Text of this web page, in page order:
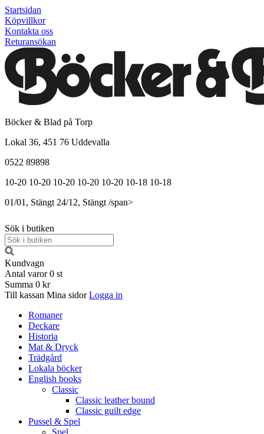
Startsidan
Köpvillkor
Kontakta oss
Returansökan
Böcker & Blad på Torp
Lokal 36, 451 76 Uddevalla
0522 89898
10-20 10-20 10-20 10-20 10-20 10-18 10-18
01/01, Stängt 24/12, Stängt /span>
Sök i butiken
Kundvagn
Antal varor 0 st
Summa 0 kr
Till kassan Mina sidor Logga in
Romaner
Deckare
Historia
Mat & Dryck
Trädgård
Lokala böcker
English books
Classic
Classic leather bound
Classic guilt edge
Pussel & Spel
Spel